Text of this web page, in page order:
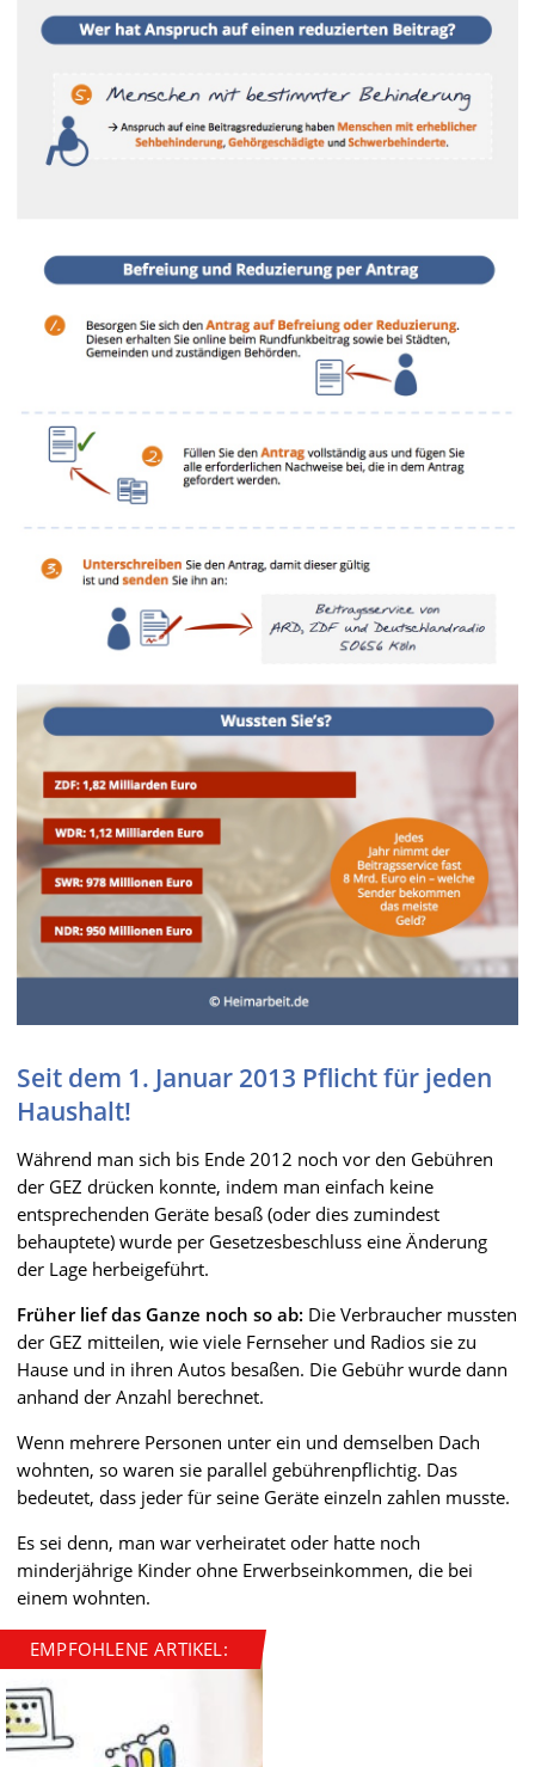
Seit dem 1. Januar 2013 Pflicht für jeden
Haushalt!
Während man sich bis Ende 2012 noch vor den Gebühren
der GEZ drücken konnte, indem man einfach keine
entsprechenden Geräte besaß (oder dies zumindest
behauptete) wurde per Gesetzesbeschluss eine Änderung
der Lage herbeigeführt.
Früher lief das Ganze noch so ab: Die Verbraucher mussten
der GEZ mitteilen, wie viele Fernseher und Radios sie zu
Hause und in ihren Autos besaßen. Die Gebühr wurde dann
anhand der Anzahl berechnet.
Wenn mehrere Personen unter ein und demselben Dach
wohnten, so waren sie parallel gebührenpflichtig. Das
bedeutet, dass jeder für seine Geräte einzeln zahlen musste.
Es sei denn, man war verheiratet oder hatte noch
minderjährige Kinder ohne Erwerbseinkommen, die bei
einem wohnten.
EMPFOHLENE ARTIKEL: